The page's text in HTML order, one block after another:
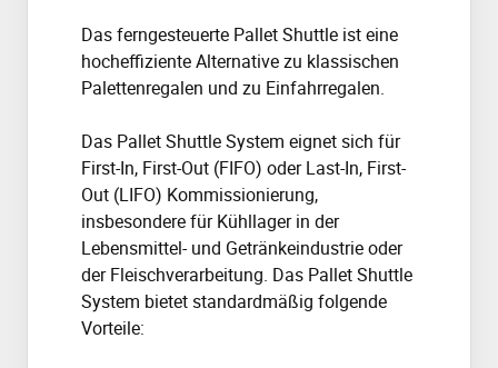
Das ferngesteuerte Pallet Shuttle ist eine
hocheffiziente Alternative zu klassischen
Palettenregalen und zu Einfahrregalen.
Das Pallet Shuttle System eignet sich für
First-In, First-Out (FIFO) oder Last-In, First-
Out (LIFO) Kommissionierung,
insbesondere für Kühllager in der
Lebensmittel- und Getränkeindustrie oder
der Fleischverarbeitung. Das Pallet Shuttle
System bietet standardmäßig folgende
Vorteile: